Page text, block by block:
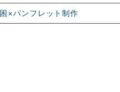
×パンフレット制作